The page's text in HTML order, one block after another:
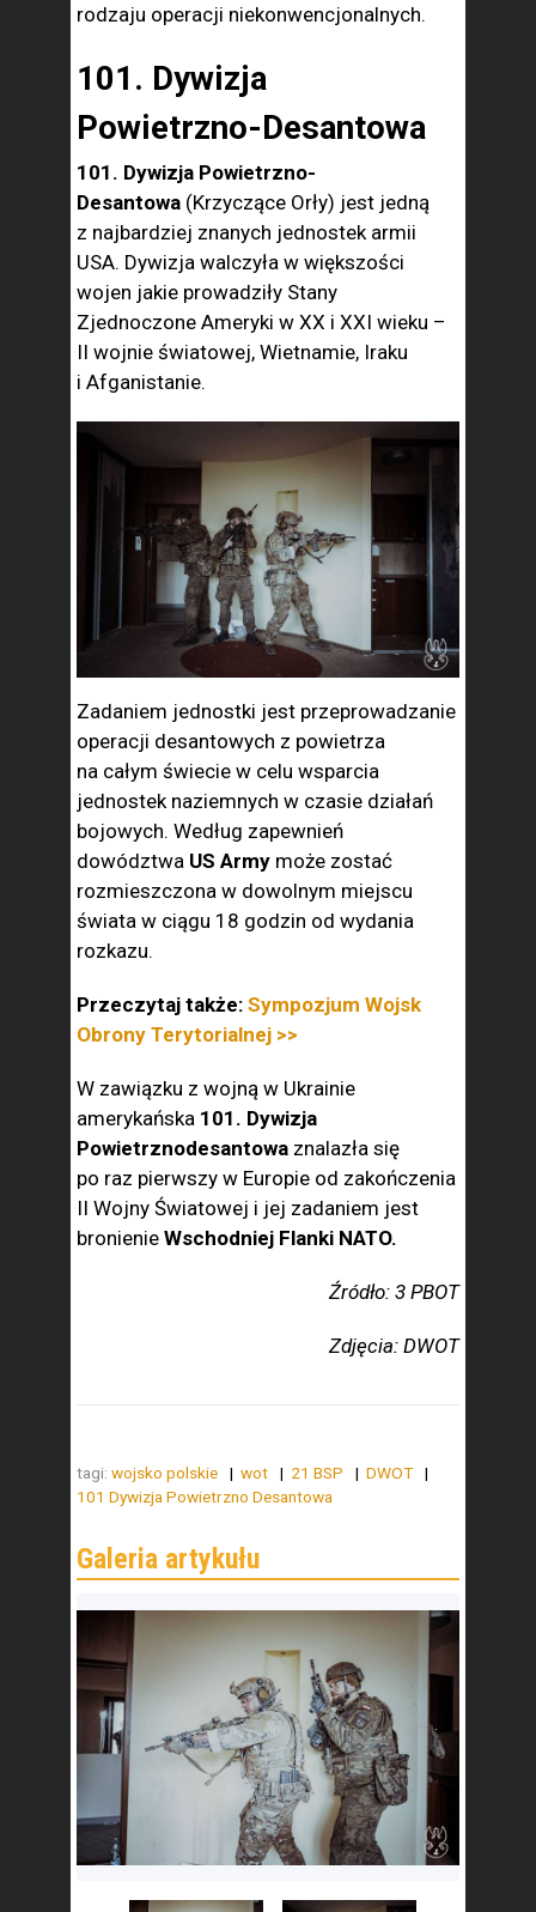
rodzaju operacji niekonwencjonalnych.
101. Dywizja
Powietrzno-Desantowa
101. Dywizja Powietrzno-
Desantowa (Krzyczące Orły) jest jedną
z najbardziej znanych jednostek armii
USA. Dywizja walczyła w większości
wojen jakie prowadziły Stany
Zjednoczone Ameryki w XX i XXI wieku –
II wojnie światowej, Wietnamie, Iraku
i Afganistanie.
Zadaniem jednostki jest przeprowadzanie
operacji desantowych z powietrza
na całym świecie w celu wsparcia
jednostek naziemnych w czasie działań
bojowych. Według zapewnień
dowództwa US Army może zostać
rozmieszczona w dowolnym miejscu
świata w ciągu 18 godzin od wydania
rozkazu.
Przeczytaj także: Sympozjum Wojsk
Obrony Terytorialnej >>
W zawiązku z wojną w Ukrainie
amerykańska 101. Dywizja
Powietrznodesantowa znalazła się
po raz pierwszy w Europie od zakończenia
II Wojny Światowej i jej zadaniem jest
bronienie Wschodniej Flanki NATO.
Źródło: 3 PBOT
Zdjęcia: DWOT
tagi: wojsko polskie wot 21 BSP
DWOT
101 Dywizja Powietrzno Desantowa